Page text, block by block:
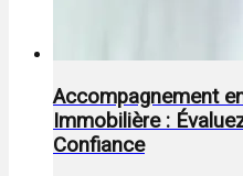
Accompagnement
Immobilière :
Confiance